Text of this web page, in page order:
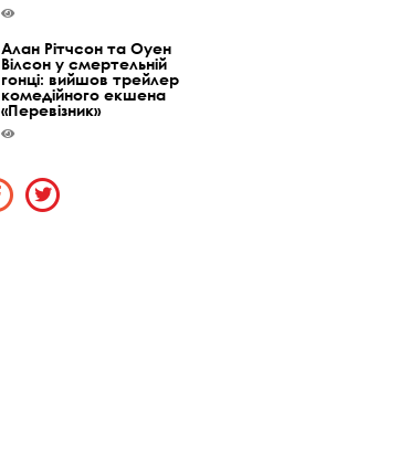
Алан Рітчсон та Оуен
Вілсон у смертельній
гонці: вийшов трейлер
комедійного екшена
«Перевізник»